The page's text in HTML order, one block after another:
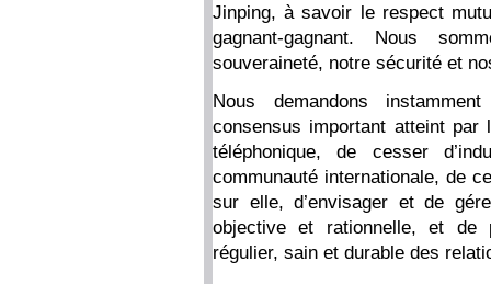
Jinping, à savoir le respect
gagnant-gagnant. Nous
souveraineté, notre sécurité et
Nous demandons
consensus important atteint
téléphonique, de cesser
communauté internationale, de
sur elle, d’envisager et de
objective et rationnelle, et de
régulier, sain et durable des